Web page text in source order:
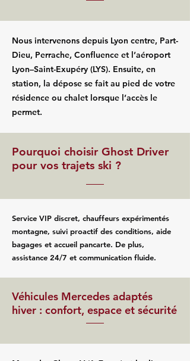
Nous intervenons depuis Lyon centre, Part-
Dieu, Perrache, Confluence et l’aéroport
Lyon–Saint-Exupéry (LYS). Ensuite, en
station, la dépose se fait au pied de votre
résidence ou chalet lorsque l’accès le
permet.
Pourquoi choisir Ghost Driver
pour vos trajets ski ?
Service VIP discret, chauffeurs expérimentés
montagne, suivi proactif des conditions, aide
bagages et accueil pancarte. De plus,
assistance 24/7 et communication fluide.
Véhicules Mercedes adaptés
hiver : confort, espace et sécurité